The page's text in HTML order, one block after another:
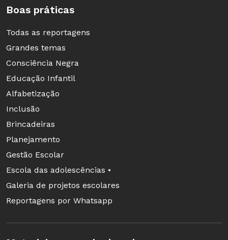
Boas práticas
Todas as reportagens
Grandes temas
Consciência Negra
Educação Infantil
Alfabetização
Inclusão
Brincadeiras
Planejamento
Gestão Escolar
Escola das adolescências •
Galeria de projetos escolares
Reportagens por Whatsapp